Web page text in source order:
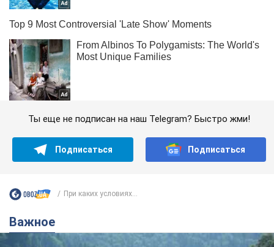
Ты еще не подписан на наш Telegram? Быстро жми!
Подписаться Подписаться
При каких условиях...
Важное